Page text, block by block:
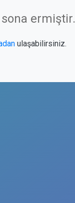
ermiştir.
ulaşabilirsiniz.